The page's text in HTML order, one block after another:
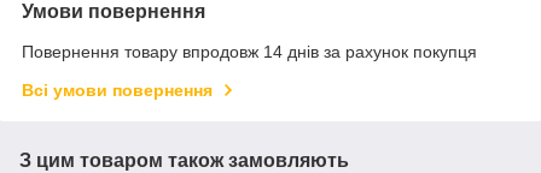
Умови повернення
Повернення товару впродовж 14 днів за рахунок покупця
Всі умови повернення
З цим товаром також замовляють